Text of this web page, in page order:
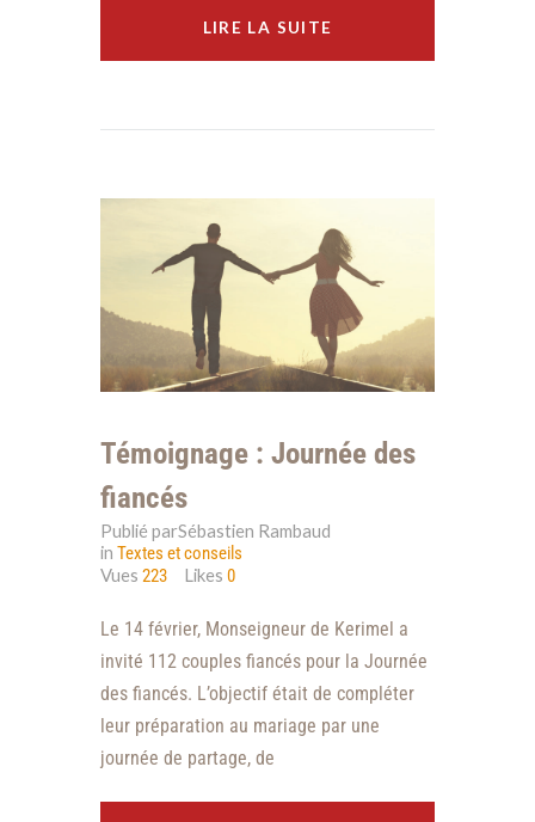
LIRE LA SUITE
Témoignage : Journée des
fiancés
Publié parSébastien Rambaud
in Textes et conseils
Vues 223 Likes0
Le 14 février, Monseigneur de Kerimel a
invité 112 couples fiancés pour la Journée
des fiancés. L’objectif était de compléter
leur préparation au mariage par une
journée de partage, de